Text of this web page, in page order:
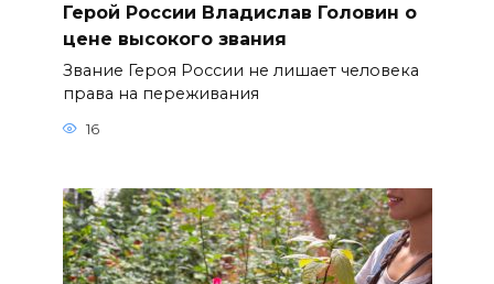
Герой России Владислав Головин о
цене высокого звания
Звание Героя России не лишает человека
права на переживания
16